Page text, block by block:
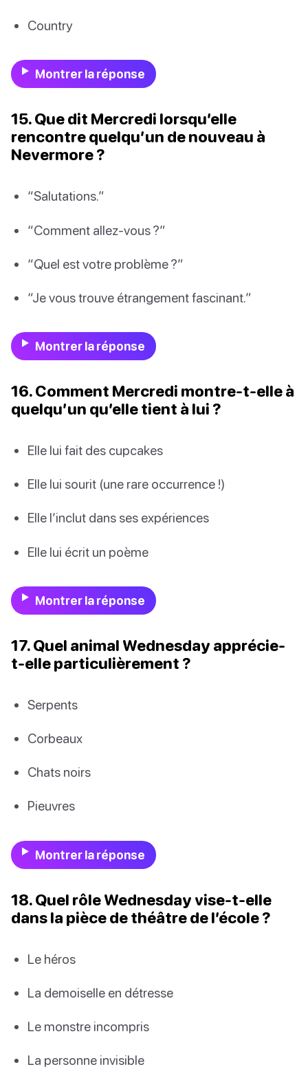
Country
Montrer la réponse
15. Que dit Mercredi lorsqu’elle
rencontre quelqu’un de nouveau à
Nevermore ?
“Salutations.”
“Comment allez-vous ?”
“Quel est votre problème ?”
“Je vous trouve étrangement fascinant.”
Montrer la réponse
16. Comment Mercredi montre-t-elle à
quelqu’un qu’elle tient à lui ?
Elle lui fait des cupcakes
Elle lui sourit (une rare occurrence !)
Elle l’inclut dans ses expériences
Elle lui écrit un poème
Montrer la réponse
17. Quel animal Wednesday apprécie-
t-elle particulièrement ?
Serpents
Corbeaux
Chats noirs
Pieuvres
Montrer la réponse
18. Quel rôle Wednesday vise-t-elle
dans la pièce de théâtre de l’école ?
Le héros
La demoiselle en détresse
Le monstre incompris
La personne invisible